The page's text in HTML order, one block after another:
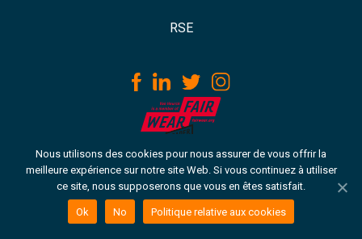
RSE
Download our ISO certificate
Copyright © 2021 VH. Tous droits réservés
Politique relative aux cookies
Termes & conditions et politique de confidentialité
Nous utilisons des cookies pour nous assurer de vous offrir la
meilleure expérience sur notre site Web. Si vous continuez à utiliser
ce site, nous supposerons que vous en êtes satisfait.
Ok No Politique relative aux cookies